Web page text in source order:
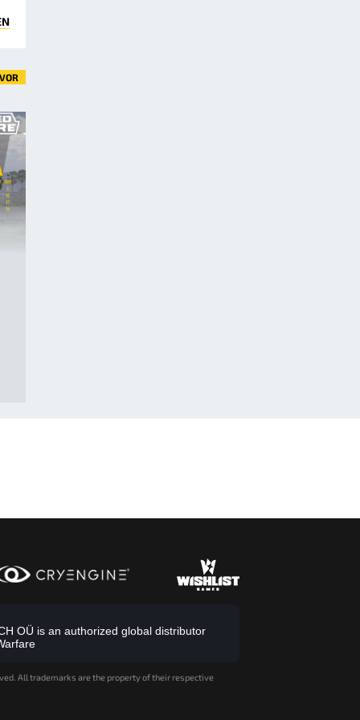
VOR
OÜ is an authorized global distributor
All trademarks are the property of their respective